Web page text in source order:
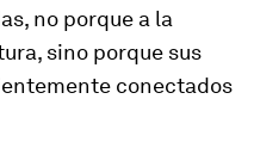
no porque a la
sino porque sus
conectados